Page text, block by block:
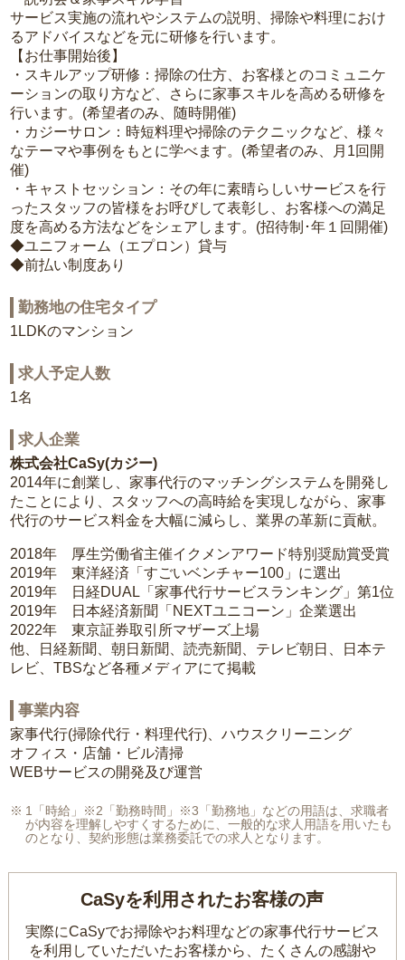
サービス実施の流れやシステムの説明、掃除や料理におけ
るアドバイスなどを元に研修を行います。
【お仕事開始後】
・スキルアップ研修：掃除の仕方、お客様とのコミュニケ
ーションの取り方など、さらに家事スキルを高める研修を
行います。(希望者のみ、随時開催)
・カジーサロン：時短料理や掃除のテクニックなど、様々
なテーマや事例をもとに学べます。(希望者のみ、月1回開
催)
・キャストセッション：その年に素晴らしいサービスを行
ったスタッフの皆様をお呼びして表彰し、お客様への満足
度を高める方法などをシェアします。(招待制･年１回開催)
◆ユニフォーム（エプロン）貸与
◆前払い制度あり
勤務地の住宅タイプ
1LDKのマンション
求人予定人数
1名
求人企業
株式会社CaSy(カジー)
2014年に創業し、家事代行のマッチングシステムを開発し
たことにより、スタッフへの高時給を実現しながら、家事
代行のサービス料金を大幅に減らし、業界の革新に貢献。
2018年 厚生労働省主催イクメンアワード特別奨励賞受賞
2019年 東洋経済「すごいベンチャー100」に選出
2019年 日経DUAL「家事代行サービスランキング」第1位
2019年 日本経済新聞「NEXTユニコーン」企業選出
2022年 東京証券取引所マザーズ上場
他、日経新聞、朝日新聞、読売新聞、テレビ朝日、日本テ
レビ、TBSなど各種メディアにて掲載
事業内容
家事代行(掃除代行・料理代行)、ハウスクリーニング
オフィス・店舗・ビル清掃
WEBサービスの開発及び運営
1「時給」※2「勤務時間」※3「勤務地」などの用語は、求職者
が内容を理解しやすくするために、一般的な求人用語を用いたも
のとなり、契約形態は業務委託での求人となります。
CaSyを利用されたお客様の声
実際にCaSyでお掃除やお料理などの家事代行サービス
を利用していただいたお客様から、 たくさんの感謝や